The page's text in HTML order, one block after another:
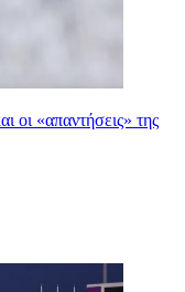
«απαντήσεις» της